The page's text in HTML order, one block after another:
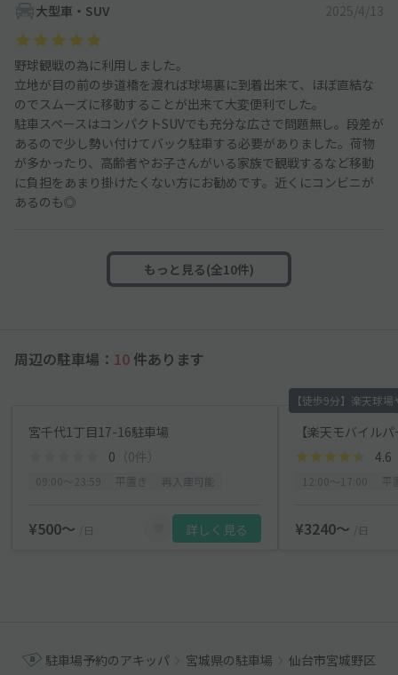
大型車・SUV 2025/4/13
野球観戦の為に利用しました。
立地が目の前の歩道橋を渡れば球場裏に到着出来て、ほぼ直結な
のでスムーズに移動することが出来て大変便利でした。
駐車スペースはコンパクトSUVでも充分な広さで問題無し。段差が
あるので少し勢い付けてバック駐車する必要がありました。荷物
が多かったり、高齢者やお子さんがいる家族で観戦するなど移動
に負担をあまり掛けたくない方にお勧めです。近くにコンビニが
あるのも◎
もっと見る(全10件)
周辺の駐車場： 10 件あります
宮千代1丁目17-16駐車場
0 （0件）
¥500〜 /日 詳しく見る
【徒歩9分】楽天球
4.6
¥3240〜 /日
駐車場予約のアキッパ 宮城県の駐車場 仙台市宮城野区の